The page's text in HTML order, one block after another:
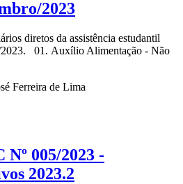
2023
diretos da assistência estudantil
2023. 01. Auxílio Alimentação - Não
Ferreira de Lima
005/2023 -
2023.2